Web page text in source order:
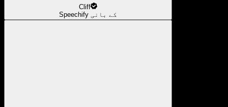
Cliff
Speechify کے بانی